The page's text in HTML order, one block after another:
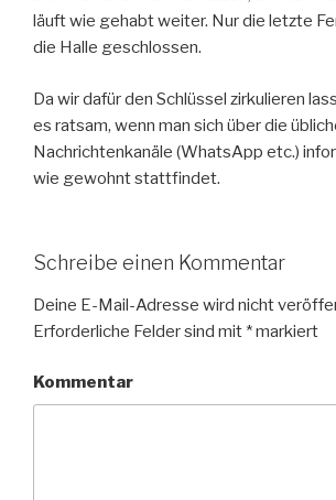
läuft wie gehabt weiter. Nur die letzte
die Halle geschlossen.
Da wir dafür den Schlüssel zirkulieren
es ratsam, wenn man sich über die
Nachrichtenkanäle (WhatsApp etc.)
wie gewohnt stattfindet.
Schreibe einen Kommentar
Deine E-Mail-Adresse wird nicht
Erforderliche Felder sind mit *markiert
Kommentar